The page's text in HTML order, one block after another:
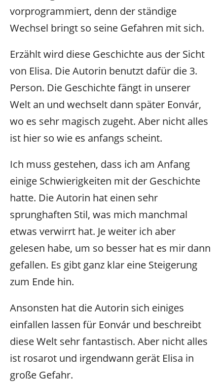
vorprogrammiert, denn der ständige
Wechsel bringt so seine Gefahren mit sich.
Erzählt wird diese Geschichte aus der Sicht
von Elisa. Die Autorin benutzt dafür die 3.
Person. Die Geschichte fängt in unserer
Welt an und wechselt dann später Eonvár,
wo es sehr magisch zugeht. Aber nicht alles
ist hier so wie es anfangs scheint.
Ich muss gestehen, dass ich am Anfang
einige Schwierigkeiten mit der Geschichte
hatte. Die Autorin hat einen sehr
sprunghaften Stil, was mich manchmal
etwas verwirrt hat. Je weiter ich aber
gelesen habe, um so besser hat es mir dann
gefallen. Es gibt ganz klar eine Steigerung
zum Ende hin.
Ansonsten hat die Autorin sich einiges
einfallen lassen für Eonvár und beschreibt
diese Welt sehr fantastisch. Aber nicht alles
ist rosarot und irgendwann gerät Elisa in
große Gefahr.